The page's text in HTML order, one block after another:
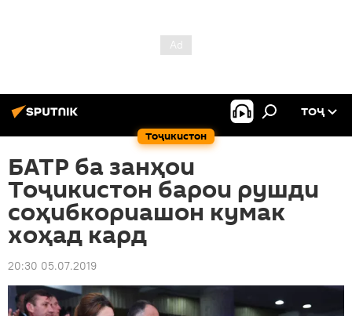
Тоҷикистон
ТОҶ
БАТР ба занҳои
Тоҷикистон барои рушди
соҳибкориашон кумак
хоҳад кард
20:30 05.07.2019